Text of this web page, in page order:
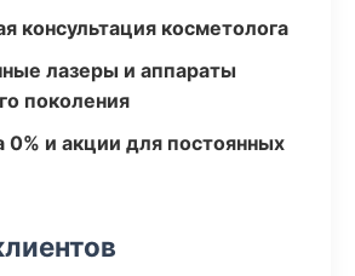
консультация косметолога
лазеры и аппараты
поколения
0% и акции для постоянных